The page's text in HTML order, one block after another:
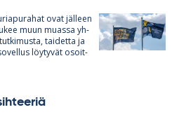
ovat jäl­leen
muun muassa yh­
tai­detta ja
löy­ty­vät osoit­